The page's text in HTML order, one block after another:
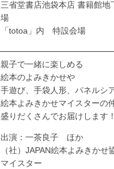
三省堂書店池袋本店 書籍館地
場
「totoa」内 特設会場
親子で一緒に楽しめる
絵本のよみきかせや
手遊び、手袋人形、パネルシ
絵本よみきかせマイスターの
盛りだくさんでお届けします！
出演：一茶良子 ほか
（社）JAPAN絵本よみきかせ
マイスター